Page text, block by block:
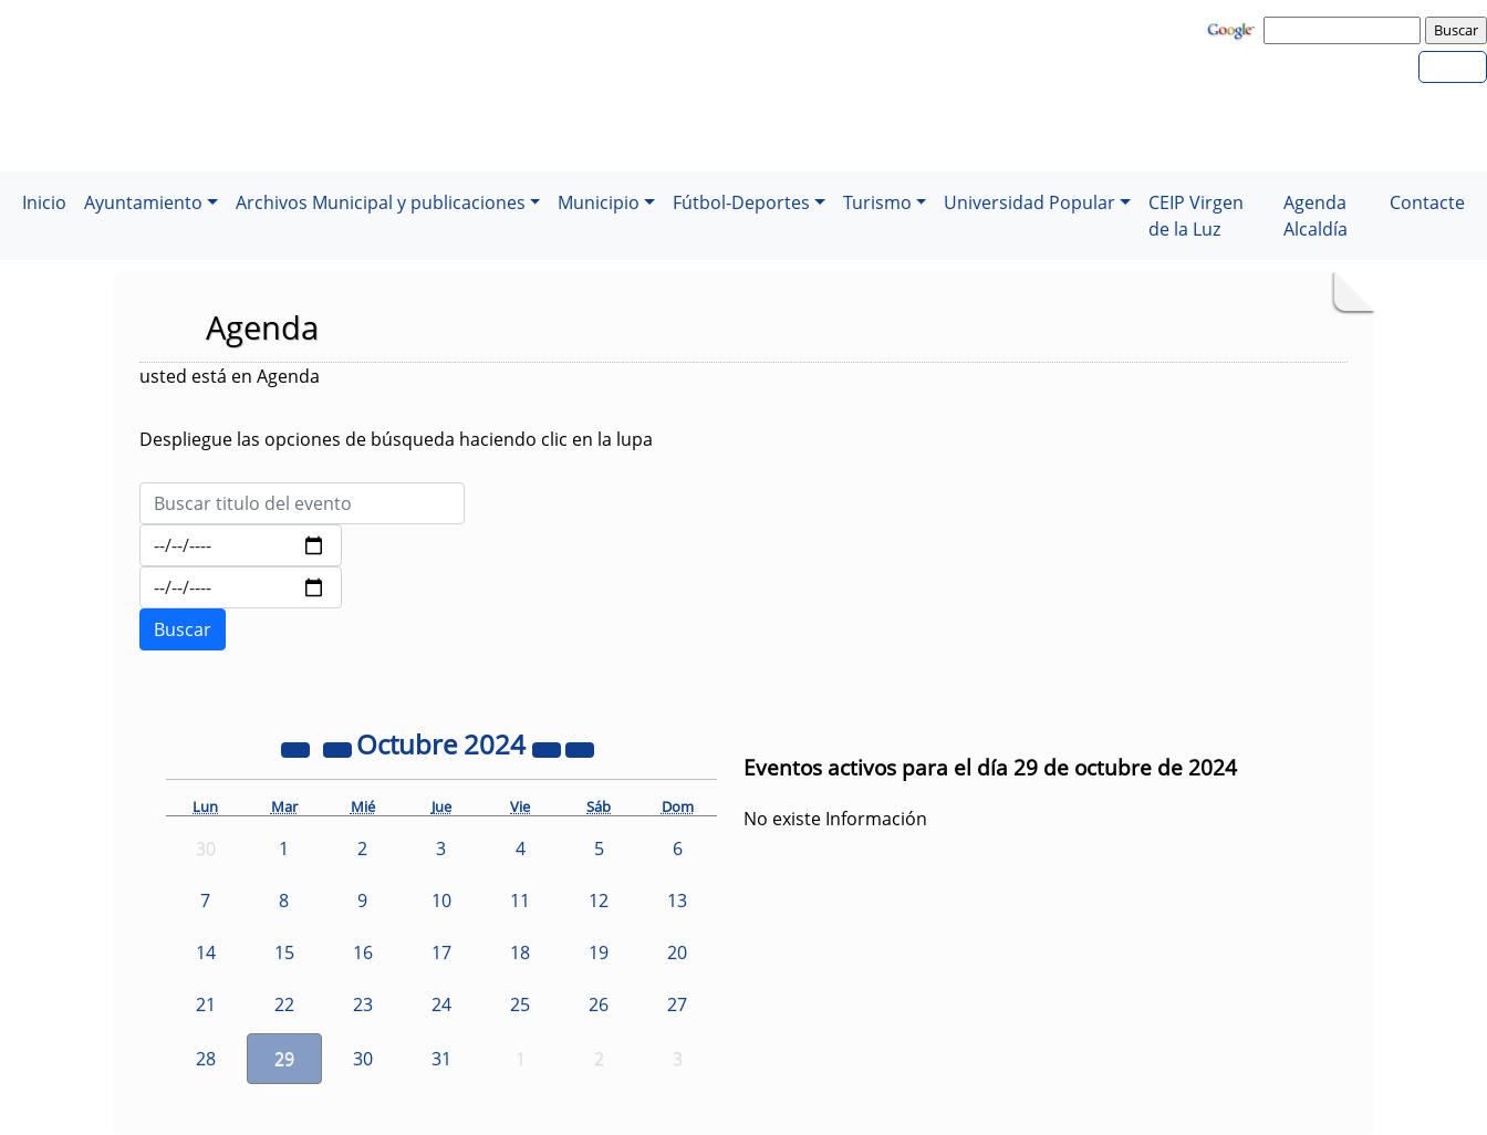
Inicio Ayuntamiento Archivos Municipal y publicaciones Municipio Fútbol-Deportes Turismo Universidad Popular
CEIP Virgen
de la Luz
Agenda
Alcaldía
Contacte
Agenda
usted está en Agenda
Despliegue las opciones de búsqueda haciendo clic en la lupa
Octubre2024
Lun Mar Mié Jue Vie Sáb Dom
30 1 2 3 4 5 6
7 8 9 10 11 12 13
14 15 16 17 18 19 20
21 22 23 24 25 26 27
28 29 30 31 1 2 3
Eventos activos para el día 29 de octubre de 2024
No existe Información